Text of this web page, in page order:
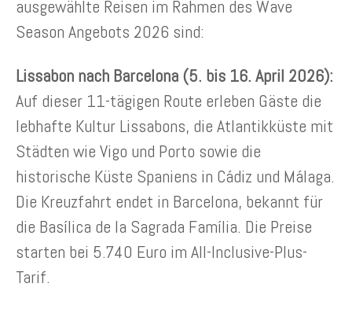
ausgewählte Reisen im Rahmen des Wave
Season Angebots 2026 sind:
Lissabon nach Barcelona (5. bis 16. April 2026):
Auf dieser 11-tägigen Route erleben Gäste die
lebhafte Kultur Lissabons, die Atlantikküste mit
Städten wie Vigo und Porto sowie die
historische Küste Spaniens in Cádiz und Málaga.
Die Kreuzfahrt endet in Barcelona, bekannt für
die Basílica de la Sagrada Família. Die Preise
starten bei 5.740 Euro im All-Inclusive-Plus-
Tarif.